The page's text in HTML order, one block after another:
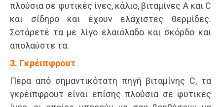
πλούσια σε φυτικές ίνες, κάλιο, βιταμίνες Α και C
και σίδηρο και έχουν ελάχιστες θερμίδες.
Σοτάρετέ τα με λίγο ελαιόλαδο και σκόρδο και
απολαύστε τα.
3. Γκρέιπφρουτ
Πέρα από σημαντικότατη πηγή βιταμίνης C, τα
γκρέιπφρουτ είναι επίσης πλούσια σε φυτικές